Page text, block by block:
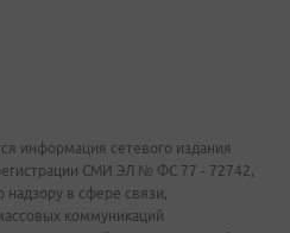
информация сетевого издания
СМИ ЭЛ № ФС 77 - 72742,
в сфере связи,
коммуникаций